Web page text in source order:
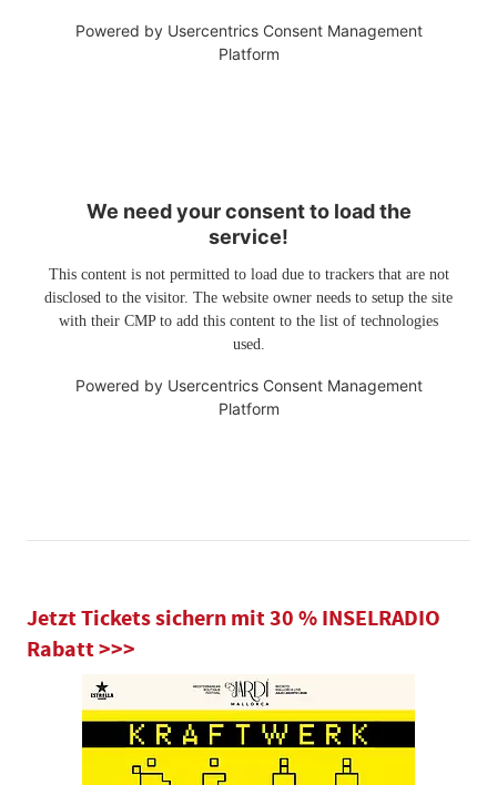
Powered by Usercentrics Consent Management
Platform
We need your consent to load the
service!
This content is not permitted to load due to trackers that are not
disclosed to the visitor. The website owner needs to setup the site
with their CMP to add this content to the list of technologies
used.
Powered by Usercentrics Consent Management
Platform
Jetzt Tickets sichern mit 30 % INSELRADIO
Rabatt >>>